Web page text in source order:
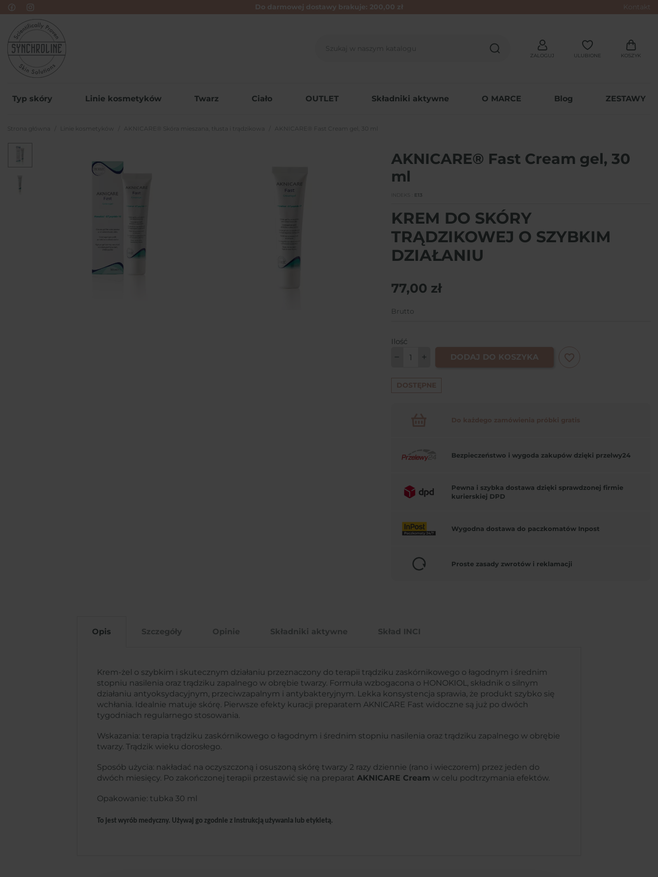
Do darmowej dostawy brakuje: 200,00 zł Kontakt
ZALOGUJ ULUBIONE KOSZYK
Typ skóry Linie kosmetyków Twarz Ciało OUTLET Składniki aktywne O MARCE Blog ZESTAWY
Strona główna Linie kosmetyków AKNICARE® Skóra mieszana, tłusta i trądzikowa AKNICARE® Fast Cream gel, 30 ml
AKNICARE® Fast Cream gel, 30
ml
INDEKS E13
KREM DO SKÓRY
TRĄDZIKOWEJ O SZYBKIM
DZIAŁANIU
77,00 zł
Brutto
Ilość
DODAJ DO KOSZYKA
favorite_border
DOSTĘPNE
Do każdego zamówienia próbki gratis
Bezpieczeństwo i wygoda zakupów dzięki przelwy24
Pewna i szybka dostawa dzięki sprawdzonej firmie
kurierskiej DPD
Wygodna dostawa do paczkomatów Inpost
Proste zasady zwrotów i reklamacji
Opis Szczegóły Opinie Składniki aktywne Skład INCI
Krem-żel o szybkim i skutecznym działaniu przeznaczony do terapii trądziku zaskórnikowego o łagodnym i średnim
stopniu nasilenia oraz trądziku zapalnego w obrębie twarzy. Formuła wzbogacona o HONOKIOL, składnik o silnym
działaniu antyoksydacyjnym, przeciwzapalnym i antybakteryjnym. Lekka konsystencja sprawia, że produkt szybko się
wchłania. Idealnie matuje skórę. Pierwsze efekty kuracji preparatem AKNICARE Fast widoczne są już po dwóch
tygodniach regularnego stosowania.
Wskazania: terapia trądziku zaskórnikowego o łagodnym i średnim stopniu nasilenia oraz trądziku zapalnego w obrębie
twarzy. Trądzik wieku dorosłego.
Sposób użycia: nakładać na oczyszczoną i osuszoną skórę twarzy 2 razy dziennie (rano i wieczorem) przez jeden do
dwóch miesięcy. Po zakończonej terapii przestawić się na preparat AKNICARE Cream w celu podtrzymania efektów.
Opakowanie: tubka 30 ml
To jest wyrób medyczny. Używaj go zgodnie z instrukcją używania lub etykietą.